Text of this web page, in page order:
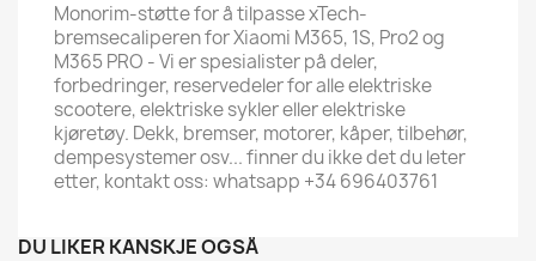
Monorim-støtte for å tilpasse xTech-
bremsecaliperen for Xiaomi M365, 1S, Pro2 og
M365 PRO - Vi er spesialister på deler,
forbedringer, reservedeler for alle elektriske
scootere, elektriske sykler eller elektriske
kjøretøy. Dekk, bremser, motorer, kåper, tilbehør,
dempesystemer osv... finner du ikke det du leter
etter, kontakt oss: whatsapp +34 696403761
DU LIKER KANSKJE OGSÅ